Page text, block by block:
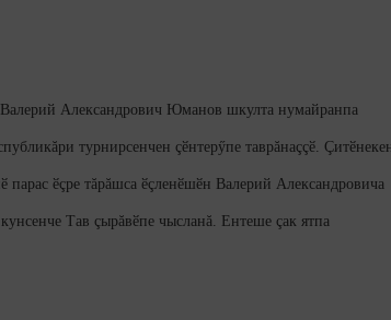
Александрович Юманов шкулта нумайранпа
турнирсенчен çӗнтерӳпе таврăнаççӗ.
парас ӗçре тăрăшса ӗçленӗшӗн Валерий Александровича
Тав çырăвӗпе чысланă. Ентеше çак ятпа